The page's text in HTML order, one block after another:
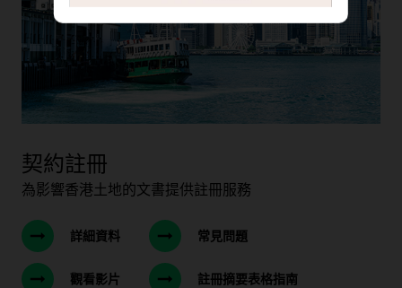
契約註冊
為影響香港土地的文書提供註冊服務
詳細資料 常見問題
觀看影片 註冊摘要表格指南